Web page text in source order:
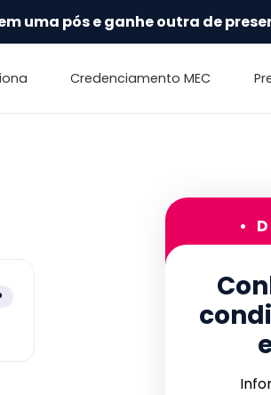
uma pós e ganhe outra de
Credenciamento MEC
•